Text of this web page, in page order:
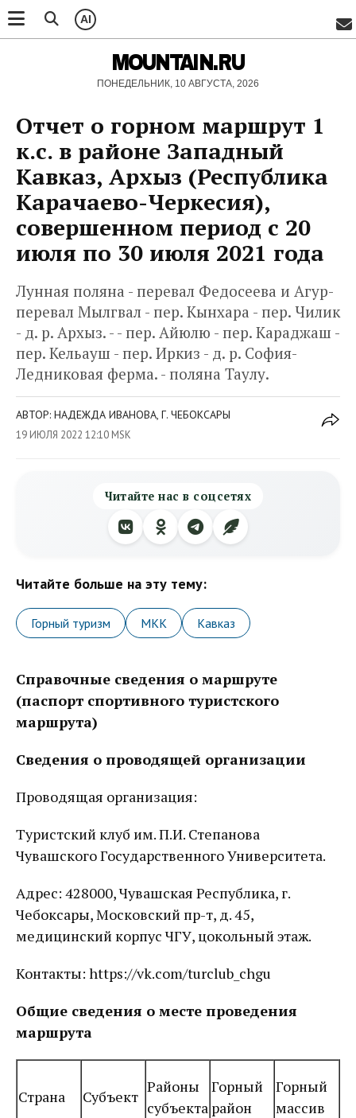
AI
MOUNTAIN.RU
ПОНЕДЕЛЬНИК, 10 АВГУСТА, 2026
Отчет о горном маршрут 1
к.с. в районе Западный
Кавказ, Архыз (Республика
Карачаево-Черкесия),
совершенном период с 20
июля по 30 июля 2021 года
Лунная поляна - перевал Федосеева и Агур-
перевал Мылгвал - пер. Кынхара - пер. Чилик
- д. р. Архыз. - - пер. Айюлю - пер. Караджаш -
пер. Кельауш - пер. Иркиз - д. р. София-
Ледниковая ферма. - поляна Таулу.
АВТОР: НАДЕЖДА ИВАНОВА, Г. ЧЕБОКСАРЫ
19 ИЮЛЯ 2022 12:10 MSK
Читайте нас в соцсетях
Читайте больше на эту тему:
Горный туризм МКК Кавказ
Справочные сведения о маршруте
(паспорт спортивного туристского
маршрута)
Сведения о проводящей организации
Проводящая организация:
Туристский клуб им. П.И. Степанова
Чувашского Государственного Университета.
Адрес: 428000, Чувашская Республика, г.
Чебоксары, Московский пр-т, д. 45,
медицинский корпус ЧГУ, цокольный этаж.
Контакты: https://vk.com/turclub_chgu
Общие сведения о месте проведения
маршрута
Страна Субъект
Районы
субъекта
Горный
район
Горный
массив